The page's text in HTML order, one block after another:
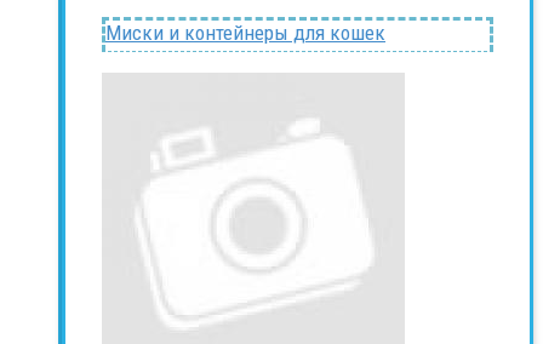
Миски и контейнеры для кошек